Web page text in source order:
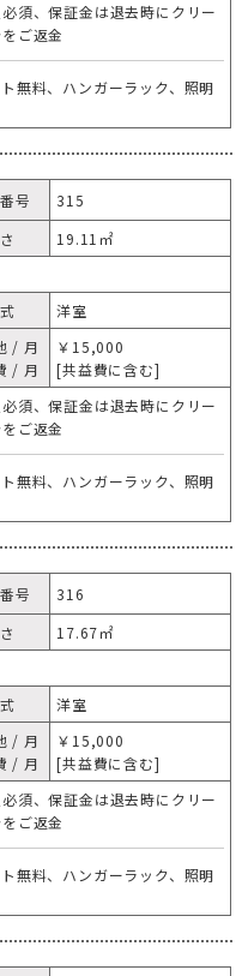
須、保証金は退去時にクリー
ご返金
無料、ハンガーラック、照明
号
315
19.11㎡
洋室
/ 月
/ 月
￥15,000
[共益費に含む]
須、保証金は退去時にクリー
ご返金
無料、ハンガーラック、照明
号
316
17.67㎡
洋室
/ 月
/ 月
￥15,000
[共益費に含む]
須、保証金は退去時にクリー
ご返金
無料、ハンガーラック、照明